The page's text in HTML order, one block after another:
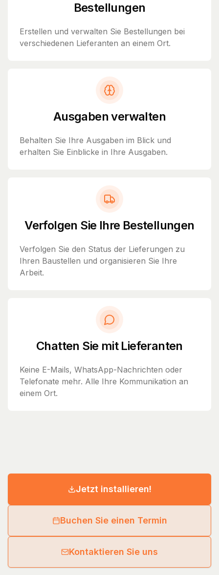
Bestellungen
Erstellen und verwalten Sie Bestellungen bei
verschiedenen Lieferanten an einem Ort.
Ausgaben verwalten
Behalten Sie Ihre Ausgaben im Blick und
erhalten Sie Einblicke in Ihre Ausgaben.
Verfolgen Sie Ihre Bestellungen
Verfolgen Sie den Status der Lieferungen zu
Ihren Baustellen und organisieren Sie Ihre
Arbeit.
Chatten Sie mit Lieferanten
Keine E-Mails, WhatsApp-Nachrichten oder
Telefonate mehr. Alle Ihre Kommunikation an
einem Ort.
Jetzt installieren!
Buchen Sie einen Termin
Kontaktieren Sie uns